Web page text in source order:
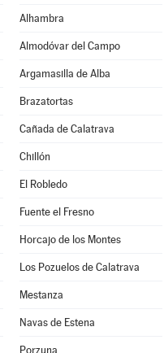
Alhambra
Almodóvar del Campo
Argamasilla de Alba
Brazatortas
Cañada de Calatrava
Chillón
El Robledo
Fuente el Fresno
Horcajo de los Montes
Los Pozuelos de Calatrava
Mestanza
Navas de Estena
Porzuna